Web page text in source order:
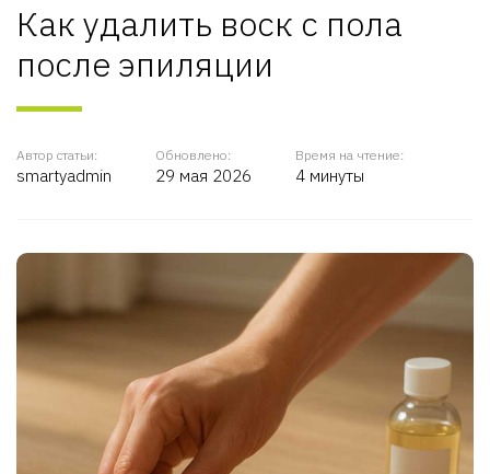
Как удалить воск с пола
после эпиляции
Автор статьи:
smartyadmin
Обновлено:
29 мая 2026
Время на чтение:
4 минуты